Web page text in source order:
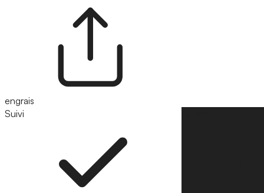
engrais
Suivi